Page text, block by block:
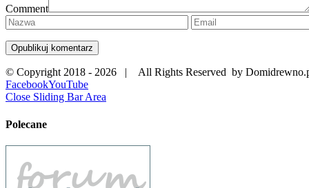
Comment
© Copyright 2018 - 2026 | All Rights Reserved by
FacebookYouTube
Close Sliding Bar Area
Polecane